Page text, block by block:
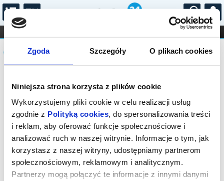
Zgoda Szczegóły O plikach cookies
Niniejsza strona korzysta z plików cookie
Wykorzystujemy pliki cookie w celu realizacji usług
zgodnie z Polityką cookies, do spersonalizowania treści
i reklam, aby oferować funkcje społecznościowe i
analizować ruch w naszej witrynie. Informacje o tym, jak
korzystasz z naszej witryny, udostępniamy partnerom
społecznościowym, reklamowym i analitycznym.
Partnerzy mogą połączyć te informacje z innymi danymi
...
FILHARMONIA OPERA I BALET
STAND-UP
DLA DZIECI
Komunikat
Sprzedaż biletów on-line na wydarzenie
została zakończona.